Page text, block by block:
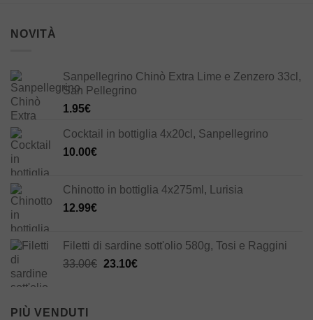
NOVITÀ
Sanpellegrino Chinò Extra Lime e Zenzero 33cl,
San Pellegrino
1.95€
Cocktail in bottiglia 4x20cl, Sanpellegrino
10.00€
Chinotto in bottiglia 4x275ml, Lurisia
12.99€
Filetti di sardine sott'olio 580g, Tosi e Raggini
33.00€ Il
23.10€Il
PIÙ VENDUTI